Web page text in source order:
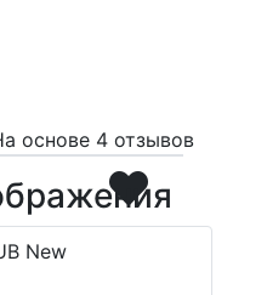
основе 4 отзывов
New